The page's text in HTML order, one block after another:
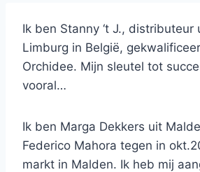
Ik ben Stanny ‘t J., distributeur
Limburg in België,
Orchidee. Mijn sleutel tot
vooral…
Ik ben Marga Dekkers uit
Federico Mahora tegen in
markt in Malden. Ik heb mij